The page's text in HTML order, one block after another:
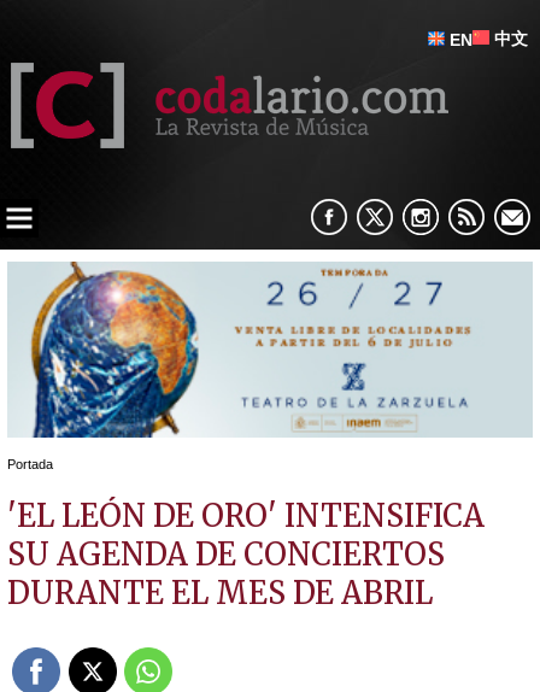
EN 中文
Portada
'EL LEÓN DE ORO' INTENSIFICA
SU AGENDA DE CONCIERTOS
DURANTE EL MES DE ABRIL